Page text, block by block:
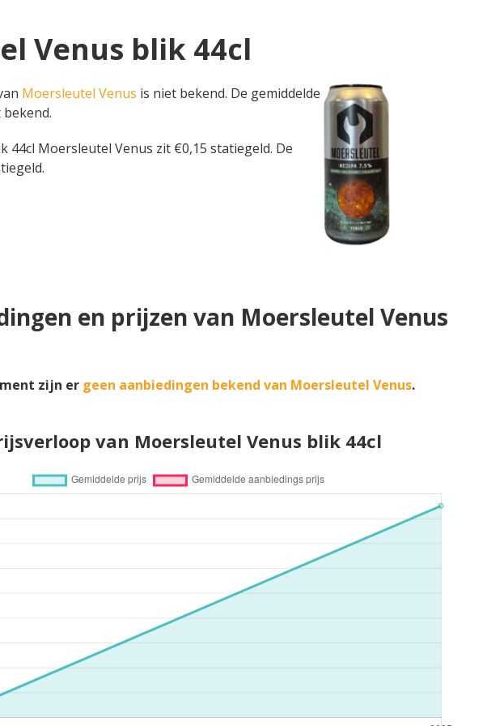
Venus blik 44cl
Moersleutel Venus is niet bekend. De gemiddelde
44cl Moersleutel Venus zit €0,15 statiegeld. De
en prijzen van Moersleutel Venus
zijn er geen aanbiedingen bekend van Moersleutel Venus.
van Moersleutel Venus blik 44cl